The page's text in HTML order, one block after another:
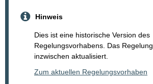
Hinweis
Dies ist eine historische Version des
Regelungsvorhabens. Das
inzwischen aktualisiert.
Zum aktuellen Regelungsvorhaben